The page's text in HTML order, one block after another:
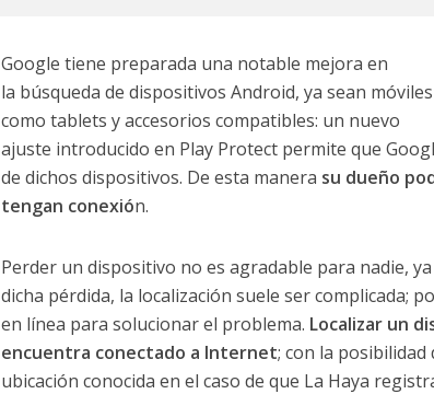
Google tiene preparada una notable mejora en
la búsqueda de dispositivos Android, ya sean móviles
como tablets y accesorios compatibles: un nuevo
ajuste introducido en Play Protect permite que
de dichos dispositivos. De esta manera su dueño
tengan conexión.
Perder un dispositivo no es agradable para nadie,
dicha pérdida, la localización suele ser complicada;
en línea para solucionar el problema. Localizar un
encuentra conectado a Internet; con la
ubicación conocida en el caso de que La Haya